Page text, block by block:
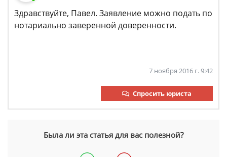
Здравствуйте, Павел. Заявление можно подать по
нотариально заверенной доверенности.
7 ноября 2016 г. 9:42
Спросить юриста
Была ли эта статья для вас полезной?